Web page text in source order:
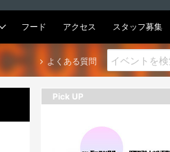
フード アクセス スタッフ募集
よくある質問
Pick UP